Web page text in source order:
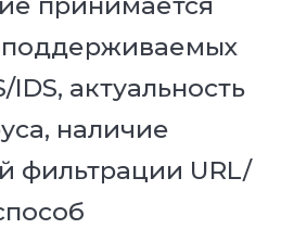
поддерживаемых
IDS, актуальность
наличие
фильтрации URL/